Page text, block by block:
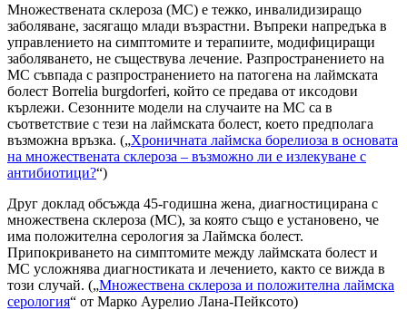
Множествената склероза (МС) е тежко, инвалидизиращо
заболяване, засягащо млади възрастни. Въпреки напредъка в
управлението на симптомите и терапиите, модифициращи
заболяването, не съществува лечение. Разпространението на
МС съвпада с разпространението на патогена на лаймската
болест Borrelia burgdorferi, който се предава от иксодови
кърлежи. Сезонните модели на случаите на МС са в
съответствие с тези на лаймската болест, което предполага
възможна връзка. („Хроничната лаймска борелиоза в основата
на множествената склероза – възможно ли е излекуване с
антибиотици?“)
Друг доклад обсъжда 45-годишна жена, диагностицирана с
множествена склероза (МС), за която също е установено, че
има положителна серология за Лаймска болест.
Припокриването на симптомите между лаймската болест и
МС усложнява диагностиката и лечението, както се вижда в
този случай. („Множествена склероза и положителна лаймска
серология“ от Марко Аурелио Лана-Пейксото)